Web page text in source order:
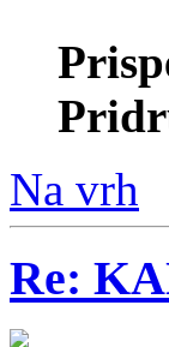
Na vrh
Re: